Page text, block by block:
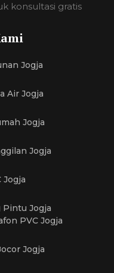
konsultasi gratis
Jogja
Air Jogja
Jogja
Jogja
Jogja
Pintu Jogja
PVC Jogja
Jogja